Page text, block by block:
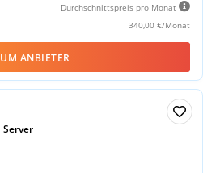
Durchschnittspreis pro Monat
340,00 €/Monat
ANBIETER
Server